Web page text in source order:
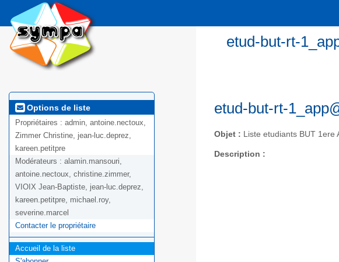
etud-but-rt-
Options de liste
Propriétaires : admin, antoine.nectoux,
Zimmer Christine, jean-luc.deprez,
kareen.petitpre
Modérateurs : alamin.mansouri,
antoine.nectoux, christine.zimmer,
VIOIX Jean-Baptiste, jean-luc.deprez,
kareen.petitpre, michael.roy,
severine.marcel
Contacter le propriétaire
Accueil de la liste
etud-but-rt-
Objet : Liste etudiants BUT 1ere
Description :